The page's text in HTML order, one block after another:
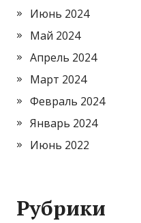
Июнь 2024
Май 2024
Апрель 2024
Март 2024
Февраль 2024
Январь 2024
Июнь 2022
Рубрики